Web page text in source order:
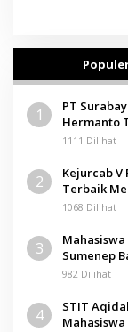
1
PT
Hermanto
Pamolokan
1111 Dilihat
2
Kejurcab
Terbaik
1068 Dilihat
3
Sumenep
982 Dilihat
4
STIT